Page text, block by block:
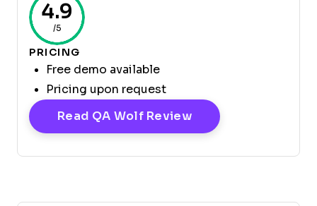
4.9
/5
PRICING
Free demo available
Pricing upon request
Read QA Wolf ReviewOpens New Window